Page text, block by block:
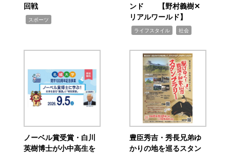
回戦
スポーツ
ンド 【野村義樹✕
リアルワールド】
ライフスタイル 社会
ノーベル賞受賞・白川
英樹博士が小中高生を
豊臣秀吉・秀長兄弟ゆ
かりの地を巡るスタン